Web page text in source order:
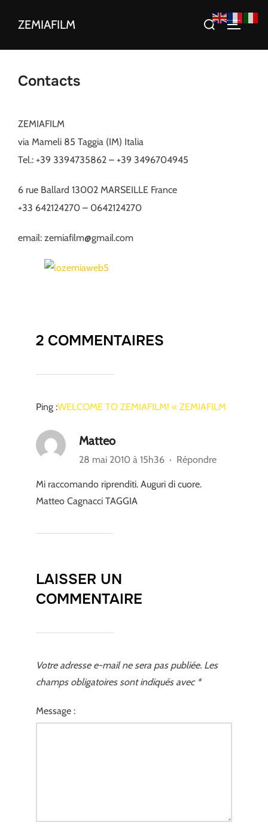
ZEMIAFILM Rechercher :
Contacts
ZEMIAFILM
via Mameli 85 Taggia (IM) Italia
Tel.: +39 3394735862 – +39 3496704945
6 rue Ballard 13002 MARSEILLE France
+33 642124270 – 0642124270
email: zemiafilm@gmail.com
2 COMMENTAIRES
Ping :WELCOME TO ZEMIAFILM! « ZEMIAFILM
Matteo
28 mai 2010 à 15h36 · Répondre
Mi raccomando riprenditi. Auguri di cuore.
Matteo Cagnacci TAGGIA
LAISSER UN
COMMENTAIRE
Votre adresse e-mail ne sera pas publiée. Les
champs obligatoires sont indiqués avec *
Message :